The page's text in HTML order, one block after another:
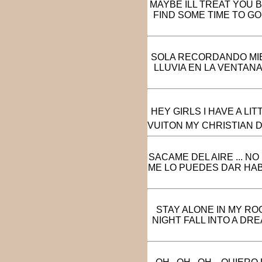
MAYBE ILL TREAT YOU
FIND SOME TIME TO
SOLA RECORDANDO
LLUVIA EN LA
HEY GIRLS I HAVE A
VUITON MY CHRISTIAN
SACAME DEL AIRE ...
ME LO PUEDES DAR
STAY ALONE IN MY
NIGHT FALL INTO A